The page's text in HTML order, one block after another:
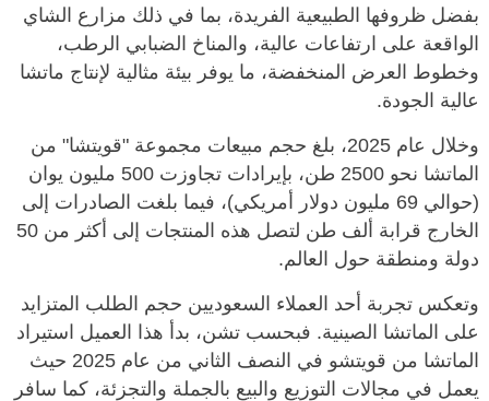
بفضل ظروفها الطبيعية الفريدة، بما في ذلك مزارع الشاي
الواقعة على ارتفاعات عالية، والمناخ الضبابي الرطب،
وخطوط العرض المنخفضة، ما يوفر بيئة مثالية لإنتاج ماتشا
عالية الجودة.
وخلال عام 2025، بلغ حجم مبيعات مجموعة "قويتشا" من
الماتشا نحو 2500 طن، بإيرادات تجاوزت 500 مليون يوان
(حوالي 69 مليون دولار أمريكي)، فيما بلغت الصادرات إلى
الخارج قرابة ألف طن لتصل هذه المنتجات إلى أكثر من 50
دولة ومنطقة حول العالم.
وتعكس تجربة أحد العملاء السعوديين حجم الطلب المتزايد
على الماتشا الصينية. فبحسب تشن، بدأ هذا العميل استيراد
الماتشا من قويتشو في النصف الثاني من عام 2025 حيث
يعمل في مجالات التوزيع والبيع بالجملة والتجزئة، كما سافر